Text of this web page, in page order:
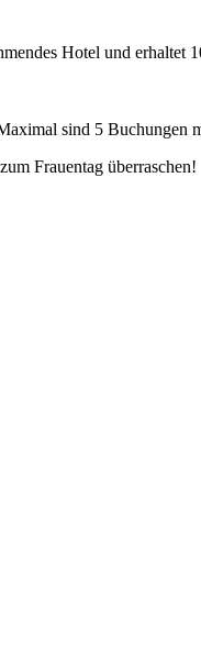
Hotel und erhaltet
sind 5 Buchungen
Frauentag überraschen!